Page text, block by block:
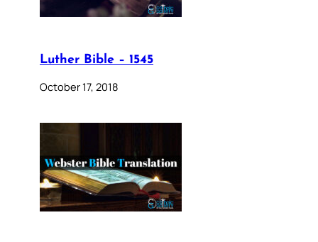
Luther Bible – 1545
October 17, 2018